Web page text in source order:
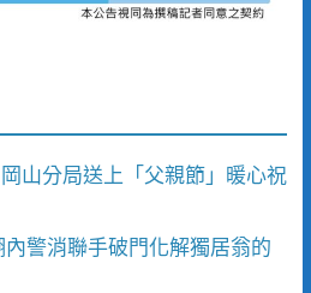
山分局送上「父親節」暖心祝
警消聯手破門化解獨居翁的